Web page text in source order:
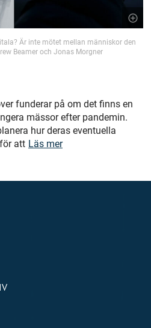
Är inte mötet mellan människor den
Beamer och Jonas Morgner
funderar på om det finns en
mässor efter pandemin.
hur deras eventuella
att Läs mer